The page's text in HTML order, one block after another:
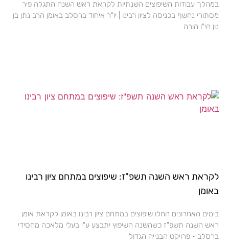
במהלך עבודות השיפוצים השנתיות לקראת ראש השנה התגלה פיר
מסתורי נחשף בכניסה לציון רבינו | יו"ר איחוד ברסלב באומן הרב נתן בן
נון הי"ו הורה
לקראת ראש השנה תשפ"ז: שיפוצים במתחם ציון רבינו
באומן
בימים האחרונים החלו שיפוצים במתחם ציון רבינו באומן לקראת אומן
ראש השנה תשפ"ז כשהשנה השיפוץ יתבצע ע"י בעלי מלאכה מחסידי
ברסלב • פרויקט הבנייה הגדול